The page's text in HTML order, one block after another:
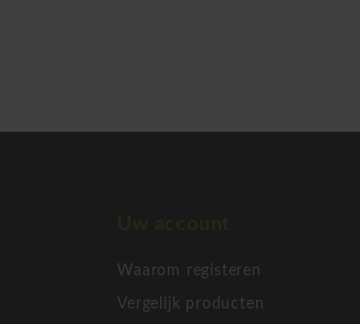
Waarom registeren
Vergelijk producten